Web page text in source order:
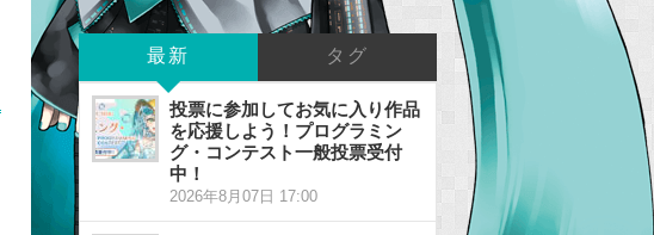
最新 タグ
投票に参加してお気に入り作品
を応援しよう！プログラミン
グ・コンテスト一般投票受付
中！
2026年8月07日 17:00